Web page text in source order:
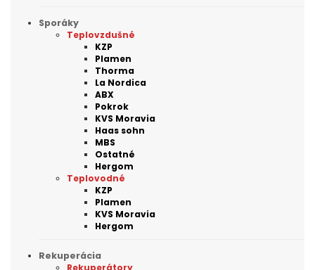
Sporáky
Teplovzdušné
KZP
Plamen
Thorma
La Nordica
ABX
Pokrok
KVS Moravia
Haas sohn
MBS
Ostatné
Hergom
Teplovodné
KZP
Plamen
KVS Moravia
Hergom
Rekuperácia
Rekuperátory